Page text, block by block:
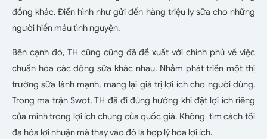
đồng khác. Điển hình như gửi đến hàng triệu ly sữa cho những
người hiến máu tình nguyện.
Bên cạnh đó, TH cũng cũng đã đề xuất với chính phủ về việc
chuẩn hóa các dòng sữa khác nhau. Nhằm phát triển một thị
trường sữa lành mạnh, mang lại giá trị lợi ích cho người dùng.
Trong ma trận Swot, TH đã đi đúng hướng khi đặt lợi ích riêng
của mình trong lợi ích chung của quốc giá. Không tìm cách tối
đa hóa lợi nhuận mà thay vào đó là hợp lý hóa lợi ích.